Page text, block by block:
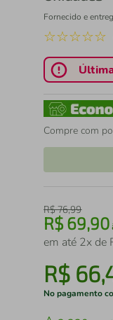
Fornecido e
☆☆☆☆☆
Compre com
R$76,99
R$69,90
em até 2x de
R$ 66,
No pagamento